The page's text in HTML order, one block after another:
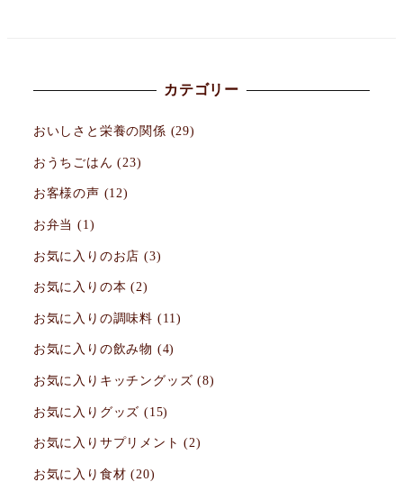
ジ
送
り
カテゴリー
おいしさと栄養の関係 (29)
おうちごはん (23)
お客様の声 (12)
お弁当 (1)
お気に入りのお店 (3)
お気に入りの本 (2)
お気に入りの調味料 (11)
お気に入りの飲み物 (4)
お気に入りキッチングッズ (8)
お気に入りグッズ (15)
お気に入りサプリメント (2)
お気に入り食材 (20)